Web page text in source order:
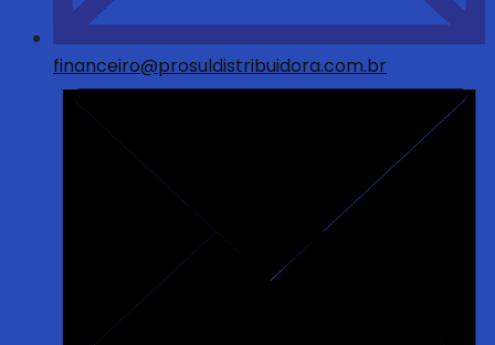
financeiro@prosuldistribuidora.com.br